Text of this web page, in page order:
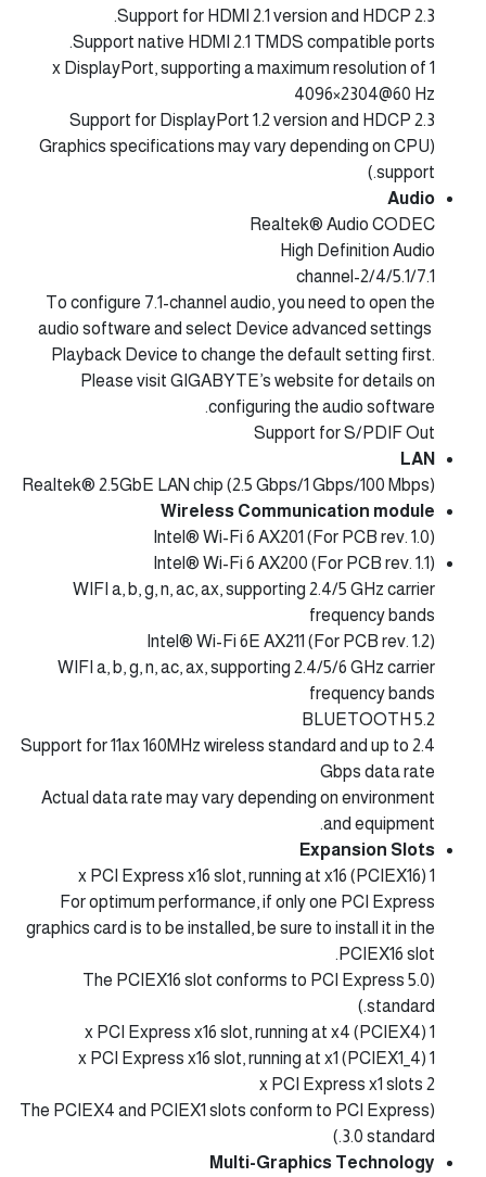
Support for HDMI 2.1 version and HDCP 2.3.
Support native HDMI 2.1 TMDS compatible ports.
1 x DisplayPort, supporting a maximum resolution of
4096×2304@60 Hz
Support for DisplayPort 1.2 version and HDCP 2.3
(Graphics specifications may vary depending on CPU
support.)
Audio
Realtek® Audio CODEC
High Definition Audio
2/4/5.1/7.1-channel
To configure 7.1-channel audio, you need to open the
audio software and select Device advanced settings
Playback Device to change the default setting first.
Please visit GIGABYTE’s website for details on
configuring the audio software.
Support for S/PDIF Out
LAN
Realtek® 2.5GbE LAN chip (2.5 Gbps/1 Gbps/100 Mbps)
Wireless Communication module
Intel® Wi-Fi 6 AX201 (For PCB rev. 1.0)
Intel® Wi-Fi 6 AX200 (For PCB rev. 1.1)
WIFI a, b, g, n, ac, ax, supporting 2.4/5 GHz carrier
frequency bands
Intel® Wi-Fi 6E AX211 (For PCB rev. 1.2)
WIFI a, b, g, n, ac, ax, supporting 2.4/5/6 GHz carrier
frequency bands
BLUETOOTH 5.2
Support for 11ax 160MHz wireless standard and up to 2.4
Gbps data rate
Actual data rate may vary depending on environment
and equipment.
Expansion Slots
1 x PCI Express x16 slot, running at x16 (PCIEX16)
For optimum performance, if only one PCI Express
graphics card is to be installed, be sure to install it in the
PCIEX16 slot.
(The PCIEX16 slot conforms to PCI Express 5.0
standard.)
1 x PCI Express x16 slot, running at x4 (PCIEX4)
1 x PCI Express x16 slot, running at x1 (PCIEX1_4)
2 x PCI Express x1 slots
(The PCIEX4 and PCIEX1 slots conform to PCI Express
3.0 standard.)
Multi-Graphics Technology